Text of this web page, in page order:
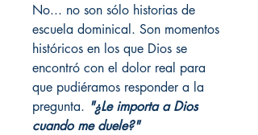
No... no son sólo historias de
escuela dominical. Son momentos
históricos en los que Dios se
encontró con el dolor real para
que pudiéramos responder a la
pregunta. "¿Le importa a Dios
cuando me duele?"